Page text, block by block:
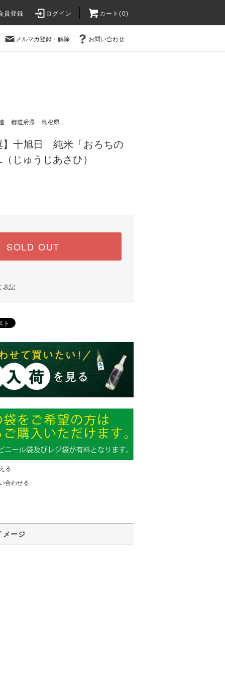
員登録 ログイン カート(0)
メルマガ登録・解除 お問い合わせ
都道府県 島根県
】十旭日 純米「おろちの
じゅうじあさひ）
SOLD OUT
表記
る
合わせる
メージ